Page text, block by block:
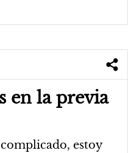
en la previa
estoy